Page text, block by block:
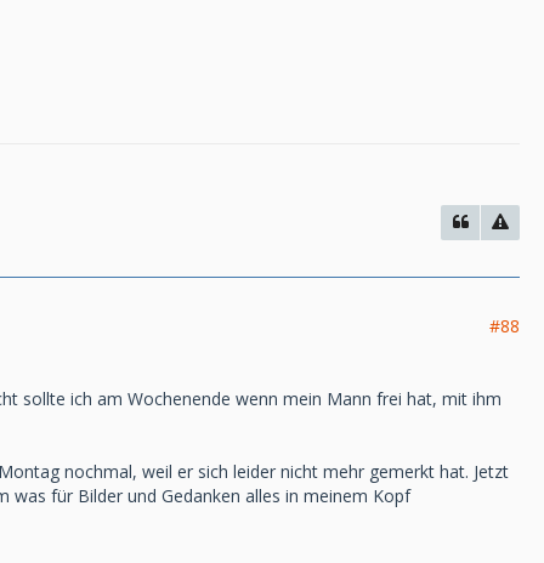
#88
sollte ich am Wochenende wenn mein Mann frei hat, mit ihm
nochmal, weil er sich leider nicht mehr gemerkt hat. Jetzt
was für Bilder und Gedanken alles in meinem Kopf